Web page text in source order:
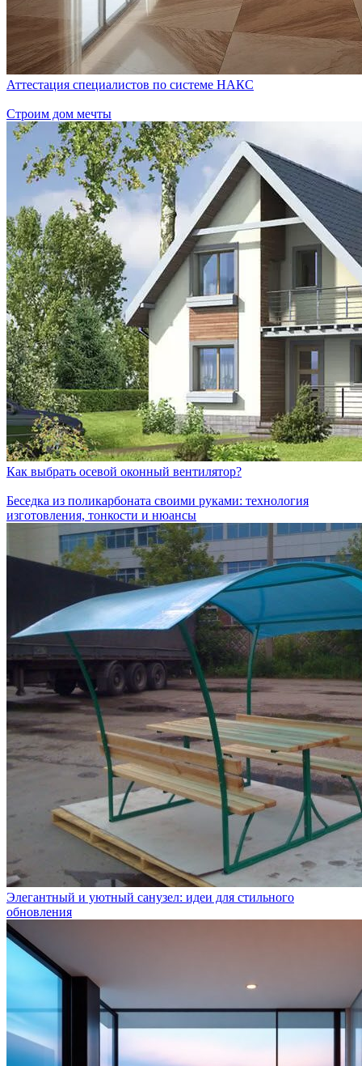
Аттестация специалистов по системе НАКС
Строим дом мечты
Как выбрать осевой оконный вентилятор?
Беседка из поликарбоната своими руками: технология
изготовления, тонкости и нюансы
Элегантный и уютный санузел: идеи для стильного
обновления